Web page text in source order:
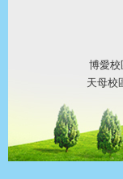
博愛
天母校